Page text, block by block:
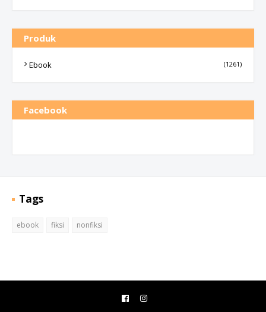
Produk
Ebook (1261)
Facebook
Tags
ebook fiksi nonfiksi